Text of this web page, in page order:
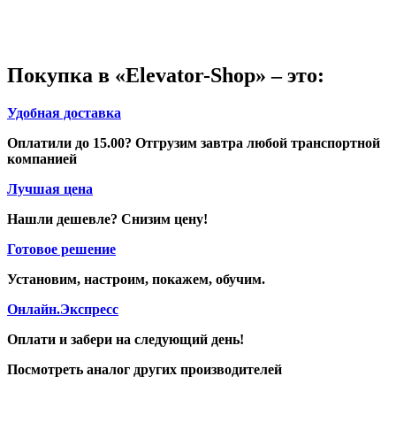
Покупка в «Elevator-Shop» – это:
Удобная доставка
Оплатили до 15.00? Отгрузим завтра любой транспортной
компанией
Лучшая цена
Нашли дешевле? Снизим цену!
Готовое решение
Установим, настроим, покажем, обучим.
Онлайн.Экспресс
Оплати и забери на следующий день!
Посмотреть аналог других производителей